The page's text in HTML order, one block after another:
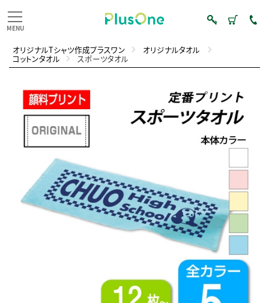
オリジナルTシャツ作成プラスワン オリジナルタオル
コットンタオル スポーツタオル